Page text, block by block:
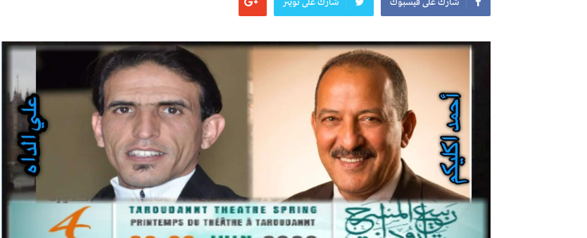
مقاطعة الصحافيين المغاربة للمجلس الوطني للصحافة واردة.. !